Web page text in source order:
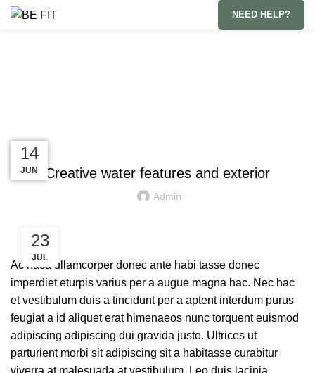
NEED HELP?
Creative water features and exterior
Admin
23
JUL
Ac haca ullamcorper donec ante habi tasse donec
imperdiet eturpis varius per a augue magna hac. Nec hac
et vestibulum duis a tincidunt per a aptent interdum purus
feugiat a id aliquet erat himenaeos nunc torquent euismod
adipiscing adipiscing dui gravida justo. Ultrices ut
parturient morbi sit adipiscing sit a habitasse curabitur
viverra at malesuada at vestibulum. Leo duis lacinia
23
JUL
23
JUL
22
JUN
14
JUN